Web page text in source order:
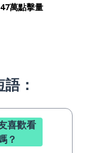
萬點擊量
：
喜歡看
？